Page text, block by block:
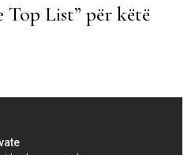
List” për këtë